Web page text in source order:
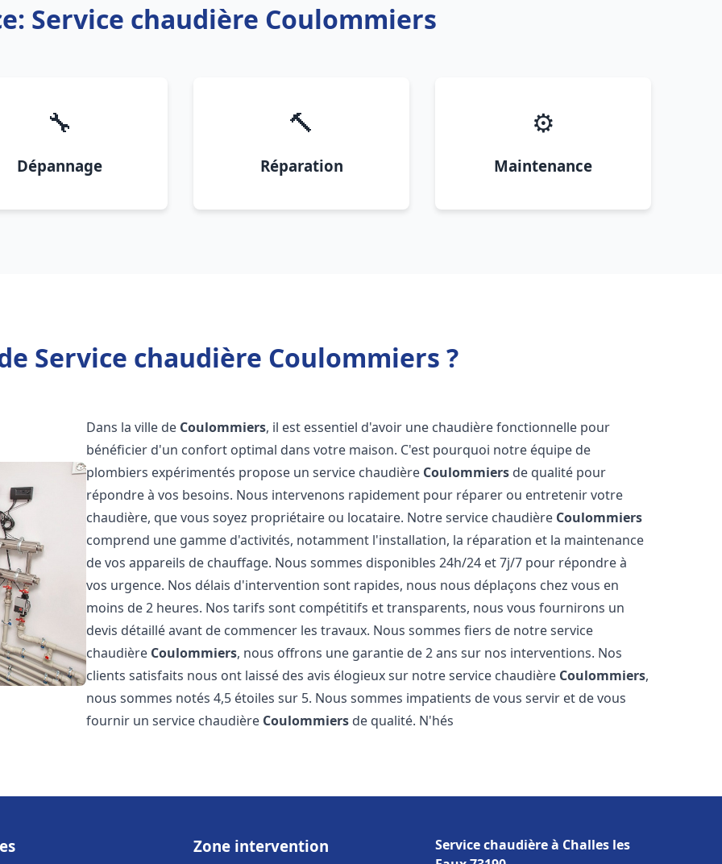
Service chaudière Coulommiers
🔧
Dépannage
🔨
Réparation
⚙️
Maintenance
Service chaudière Coulommiers ?
Dans la ville de Coulommiers, il est essentiel d'avoir une chaudière fonctionnelle pour
bénéficier d'un confort optimal dans votre maison. C'est pourquoi notre équipe de
plombiers expérimentés propose un service chaudière Coulommiers de qualité pour
répondre à vos besoins. Nous intervenons rapidement pour réparer ou entretenir votre
chaudière, que vous soyez propriétaire ou locataire. Notre service chaudière Coulommiers
comprend une gamme d'activités, notamment l'installation, la réparation et la maintenance
de vos appareils de chauffage. Nous sommes disponibles 24h/24 et 7j/7 pour répondre à
vos urgence. Nos délais d'intervention sont rapides, nous nous déplaçons chez vous en
moins de 2 heures. Nos tarifs sont compétitifs et transparents, nous vous fournirons un
devis détaillé avant de commencer les travaux. Nous sommes fiers de notre service
chaudière Coulommiers, nous offrons une garantie de 2 ans sur nos interventions. Nos
clients satisfaits nous ont laissé des avis élogieux sur notre service chaudière Coulommiers,
nous sommes notés 4,5 étoiles sur 5. Nous sommes impatients de vous servir et de vous
fournir un service chaudière Coulommiers de qualité. N'hés
Zone intervention
Service chaudière à Challes les